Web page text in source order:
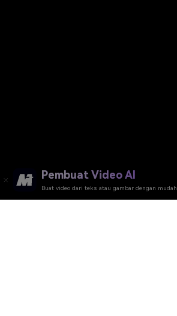
Pembuat Video AI
Buat video dari teks atau gambar dengan mudah